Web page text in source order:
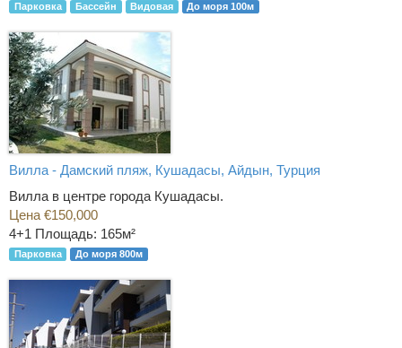
Парковка Бассейн Видовая До моря 100м
Вилла - Дамский пляж, Кушадасы, Айдын, Турция
Вилла в центре города Кушадасы.
Цена €150,000
4+1 Площадь: 165м²
Парковка До моря 800м